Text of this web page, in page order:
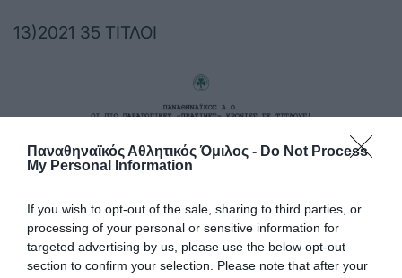
Παναθηναϊκός Αθλητικός Όμιλος - Do Not Process
My Personal Information
If you wish to opt-out of the sale, sharing to third parties, or
processing of your personal or sensitive information for
targeted advertising by us, please use the below opt-out
section to confirm your selection. Please note that after your
13)2021 35 ΤΙΤΛΟΙ